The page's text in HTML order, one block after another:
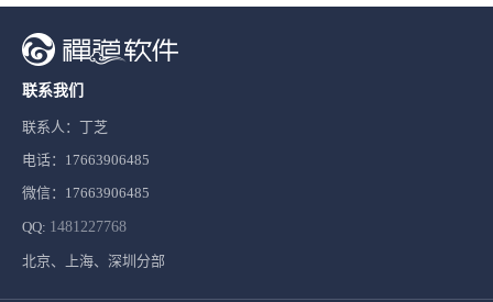
联系我们
联系人：丁芝
电话：17663906485
微信：17663906485
QQ: 1481227768
北京、上海、深圳分部